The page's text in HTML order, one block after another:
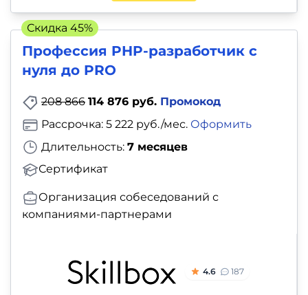
Профессия PHP-разработчик с
нуля до PRO
208 866 114 876 руб. Промокод
Длительность: 7 месяцев
Сертификат
Рассрочка: 5 222 руб./мес. Оформить
Организация собеседований с
компаниями-партнерами
4.6 187
Скидка 45%